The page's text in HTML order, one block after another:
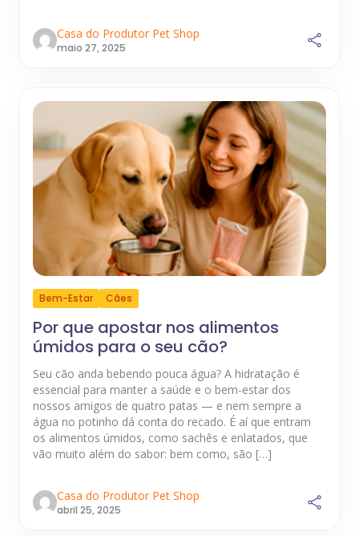
Casa do Produtor Pet Shop
maio 27, 2025
Bem-Estar Cães
Por que apostar nos alimentos
úmidos para o seu cão?
Seu cão anda bebendo pouca água? A hidratação é
essencial para manter a saúde e o bem-estar dos
nossos amigos de quatro patas — e nem sempre a
água no potinho dá conta do recado. É aí que entram
os alimentos úmidos, como sachês e enlatados, que
vão muito além do sabor: bem como, são […]
Casa do Produtor Pet Shop
abril 25, 2025